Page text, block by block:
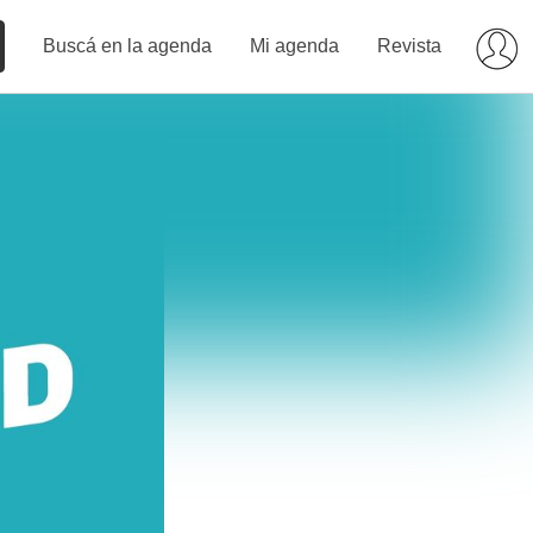
Buscá en la agenda Mi agenda Revista